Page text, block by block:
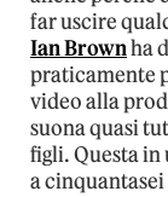
far uscire
Ian Brownha
praticamente
video alla
suona quasi
figli. Questa
a